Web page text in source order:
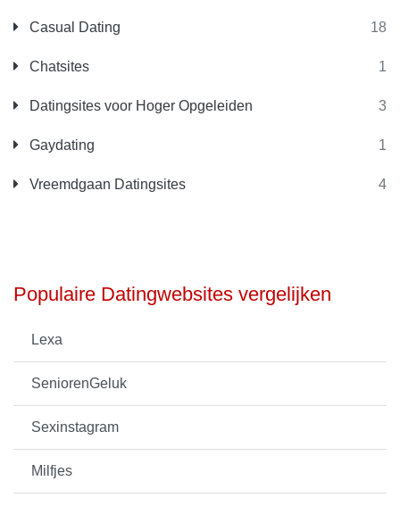
Casual Dating 18
Chatsites 1
Datingsites voor Hoger Opgeleiden 3
Gaydating 1
Vreemdgaan Datingsites 4
Populaire Datingwebsites vergelijken
Lexa
SeniorenGeluk
Sexinstagram
Milfjes